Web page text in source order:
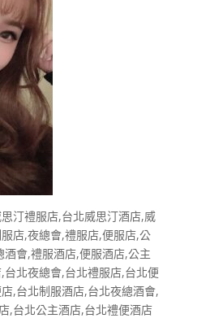
汀禮服店,台北威思汀酒店,威
店,夜總會,禮服店,便服店,公
會,禮服酒店,便服酒店,公主
北夜總會,台北禮服店,台北便
,台北制服酒店,台北夜總酒會,
,台北公主酒店,台北禮便酒店